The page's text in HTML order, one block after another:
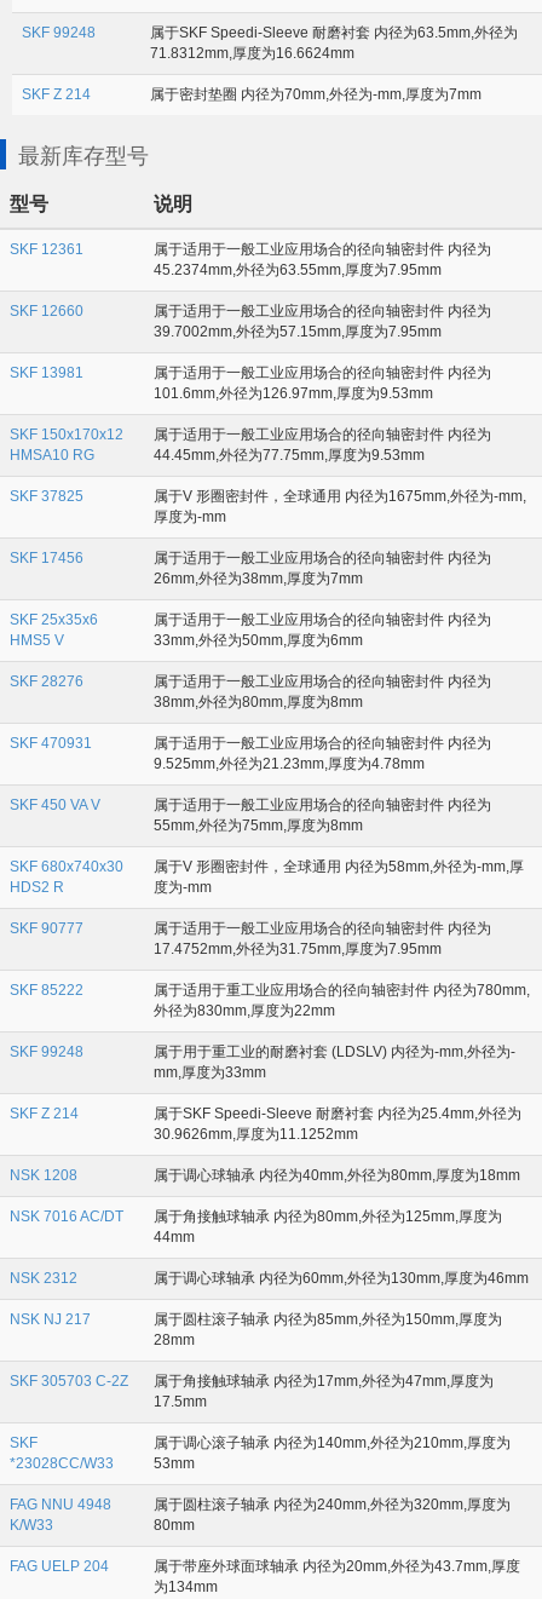
SKF 99248
属于SKF Speedi-Sleeve 耐磨衬套 内径为63.5mm,外径为
71.8312mm,厚度为16.6624mm
SKF Z 214 属于密封垫圈 内径为70mm,外径为-mm,厚度为7mm
最新库存型号
型号 说明
SKF 12361
属于适用于一般工业应用场合的径向轴密封件 内径为
45.2374mm,外径为63.55mm,厚度为7.95mm
SKF 12660
属于适用于一般工业应用场合的径向轴密封件 内径为
39.7002mm,外径为57.15mm,厚度为7.95mm
SKF 13981
属于适用于一般工业应用场合的径向轴密封件 内径为
101.6mm,外径为126.97mm,厚度为9.53mm
SKF 150x170x12
HMSA10 RG
属于适用于一般工业应用场合的径向轴密封件 内径为
44.45mm,外径为77.75mm,厚度为9.53mm
SKF 37825
属于V 形圈密封件，全球通用 内径为1675mm,外径为-mm,
厚度为-mm
SKF 17456
属于适用于一般工业应用场合的径向轴密封件 内径为
26mm,外径为38mm,厚度为7mm
SKF 25x35x6
HMS5 V
属于适用于一般工业应用场合的径向轴密封件 内径为
33mm,外径为50mm,厚度为6mm
SKF 28276
属于适用于一般工业应用场合的径向轴密封件 内径为
38mm,外径为80mm,厚度为8mm
SKF 470931
属于适用于一般工业应用场合的径向轴密封件 内径为
9.525mm,外径为21.23mm,厚度为4.78mm
SKF 450 VA V
属于适用于一般工业应用场合的径向轴密封件 内径为
55mm,外径为75mm,厚度为8mm
SKF 680x740x30
HDS2 R
属于V 形圈密封件，全球通用 内径为58mm,外径为-mm,厚
度为-mm
SKF 90777
属于适用于一般工业应用场合的径向轴密封件 内径为
17.4752mm,外径为31.75mm,厚度为7.95mm
SKF 85222
属于适用于重工业应用场合的径向轴密封件 内径为780mm,
外径为830mm,厚度为22mm
SKF 99248
属于用于重工业的耐磨衬套 (LDSLV) 内径为-mm,外径为-
mm,厚度为33mm
SKF Z 214
属于SKF Speedi-Sleeve 耐磨衬套 内径为25.4mm,外径为
30.9626mm,厚度为11.1252mm
NSK 1208 属于调心球轴承 内径为40mm,外径为80mm,厚度为18mm
NSK 7016 AC/DT
属于角接触球轴承 内径为80mm,外径为125mm,厚度为
44mm
NSK 2312 属于调心球轴承 内径为60mm,外径为130mm,厚度为46mm
NSK NJ 217
属于圆柱滚子轴承 内径为85mm,外径为150mm,厚度为
28mm
SKF 305703 C-2Z
属于角接触球轴承 内径为17mm,外径为47mm,厚度为
17.5mm
SKF
*23028CC/W33
属于调心滚子轴承 内径为140mm,外径为210mm,厚度为
53mm
FAG NNU 4948
K/W33
属于圆柱滚子轴承 内径为240mm,外径为320mm,厚度为
80mm
FAG UELP 204
属于带座外球面球轴承 内径为20mm,外径为43.7mm,厚度
为134mm